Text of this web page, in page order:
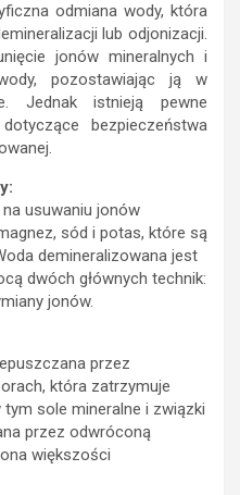
odmiana wody, która
lub odjonizacji.
jonów mineralnych i
pozostawiając ją w
Jednak istnieją pewne
bezpieczeństwa
usuwaniu jonów
sód i potas, które są
demineralizowana jest
dwóch głównych technik:
jonów.
przez
która zatrzymuje
sole mineralne i związki
przez odwróconą
większości